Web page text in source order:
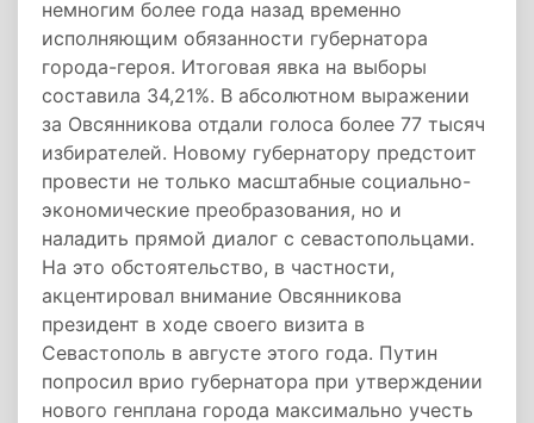
немногим более года назад временно
исполняющим обязанности губернатора
города-героя. Итоговая явка на выборы
составила 34,21%. В абсолютном выражении
за Овсянникова отдали голоса более 77 тысяч
избирателей. Новому губернатору предстоит
провести не только масштабные социально-
экономические преобразования, но и
наладить прямой диалог с севастопольцами.
На это обстоятельство, в частности,
акцентировал внимание Овсянникова
президент в ходе своего визита в
Севастополь в августе этого года. Путин
попросил врио губернатора при утверждении
нового генплана города максимально учесть